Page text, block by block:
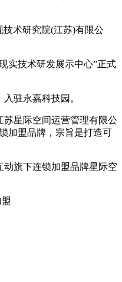
术研究院(江苏)有限公
技术研发展示中心”正式
驻永嘉科技园。
星际空间运营管理有限公
加盟品牌，宗旨是打造可
旗下连锁加盟品牌星际空